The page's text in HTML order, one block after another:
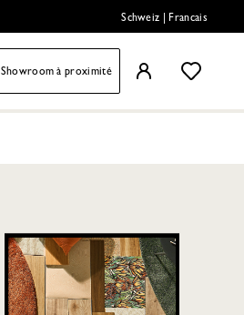
Schweiz Francais
Showroom à proximité